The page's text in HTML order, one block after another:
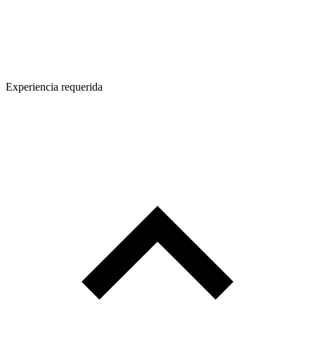
Experiencia requerida